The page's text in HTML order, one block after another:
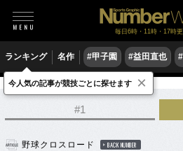
毎日6時・11時・17時
ランキング 名作 #甲子園 #益田直也
野球 プロ野球
#1
野球クロスロード BACK NUMBER
今人気の記事が競技ごとに探せます ×